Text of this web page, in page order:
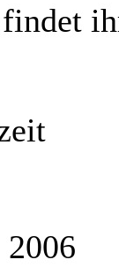
findet